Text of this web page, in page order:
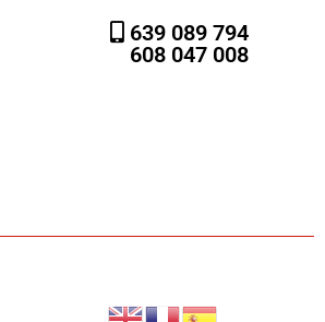
639 089 794
608 047 008